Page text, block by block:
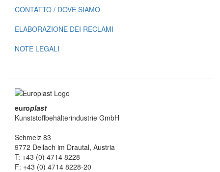
CONTATTO / DOVE SIAMO
ELABORAZIONE DEI RECLAMI
NOTE LEGALI
europlast
Kunststoffbehälterindustrie GmbH
Schmelz 83
9772 Dellach im Drautal, Austria
T: +43 (0) 4714 8228
F: +43 (0) 4714 8228-20